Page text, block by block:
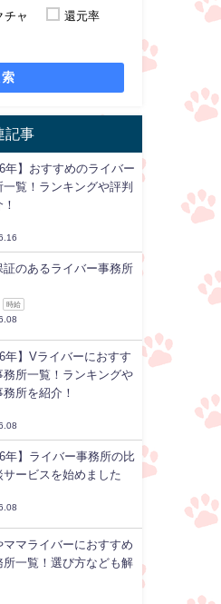
チャ
還元率
記事
年】おすすめのライバー
一覧！ランキングや評判
証のあるライバー事務所
時給
年】Vライバーにおすす
務所一覧！ランキングや
務所を紹介！
年】ライバー事務所の比
サービスを始めました
ママライバーにおすすめ
所一覧！選び方なども解